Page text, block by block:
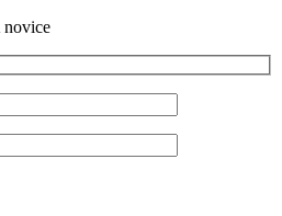
novice